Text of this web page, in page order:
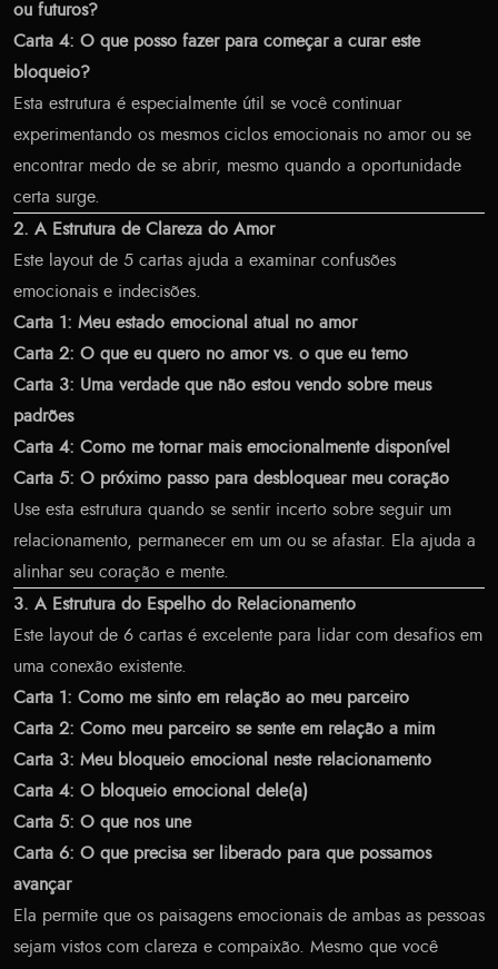
ou futuros?
Carta 4: O que posso fazer para começar a curar este
bloqueio?
Esta estrutura é especialmente útil se você continuar
experimentando os mesmos ciclos emocionais no amor ou se
encontrar medo de se abrir, mesmo quando a oportunidade
certa surge.
2. A Estrutura de Clareza do Amor
Este layout de 5 cartas ajuda a examinar confusões
emocionais e indecisões.
Carta 1: Meu estado emocional atual no amor
Carta 2: O que eu quero no amor vs. o que eu temo
Carta 3: Uma verdade que não estou vendo sobre meus
padrões
Carta 4: Como me tornar mais emocionalmente disponível
Carta 5: O próximo passo para desbloquear meu coração
Use esta estrutura quando se sentir incerto sobre seguir um
relacionamento, permanecer em um ou se afastar. Ela ajuda a
alinhar seu coração e mente.
3. A Estrutura do Espelho do Relacionamento
Este layout de 6 cartas é excelente para lidar com desafios em
uma conexão existente.
Carta 1: Como me sinto em relação ao meu parceiro
Carta 2: Como meu parceiro se sente em relação a mim
Carta 3: Meu bloqueio emocional neste relacionamento
Carta 4: O bloqueio emocional dele(a)
Carta 5: O que nos une
Carta 6: O que precisa ser liberado para que possamos
avançar
Ela permite que os paisagens emocionais de ambas as pessoas
sejam vistos com clareza e compaixão. Mesmo que você